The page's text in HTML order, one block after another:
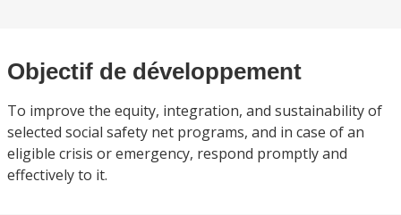
Objectif de développement
To improve the equity, integration, and sustainability of
selected social safety net programs, and in case of an
eligible crisis or emergency, respond promptly and
effectively to it.